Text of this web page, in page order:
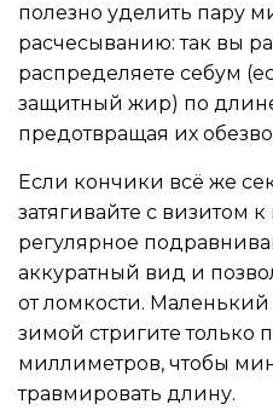
полезно уделить пару
расчесыванию: так вы
распределяете себум
защитный жир) по
предотвращая их
Если кончики всё же
затягивайте с визитом к
регулярное
аккуратный вид и
от ломкости. Маленький
зимой стригите только
миллиметров, чтобы
травмировать длину.